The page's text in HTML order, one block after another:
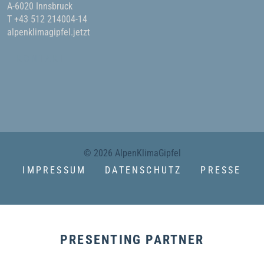
A-6020 Innsbruck
T +43 512 214004-14
alpenklimagipfel.jetzt
© 2026 AlpenKlimaGipfel
IMPRESSUM
DATENSCHUTZ PRESSE
PRESENTING PARTNER